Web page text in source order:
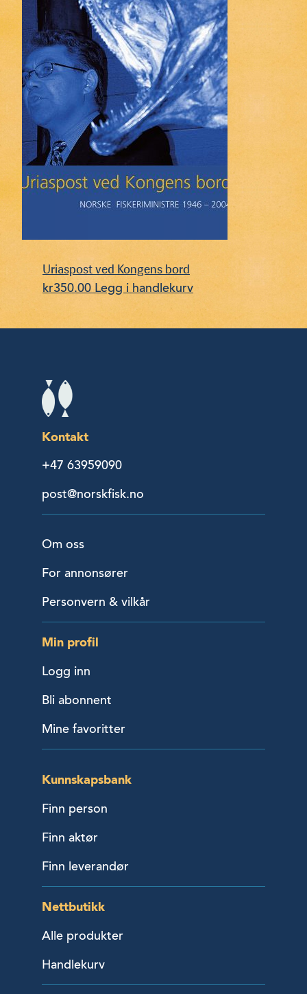
Uriaspost ved Kongens bord
kr350.00 Legg i handlekurv
Kontakt
+47 63959090
post@norskfisk.no
Om oss
For annonsører
Personvern & vilkår
Min profil
Logg inn
Bli abonnent
Mine favoritter
Kunnskapsbank
Finn person
Finn aktør
Finn leverandør
Nettbutikk
Alle produkter
Handlekurv